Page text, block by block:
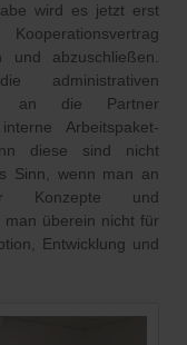
wird es jetzt erst
abzuschließen.
administrativen
an die Partner
Arbeitspaket-
diese sind nicht
Sinn, wenn man an
Konzepte und
man überein nicht für
Entwicklung und